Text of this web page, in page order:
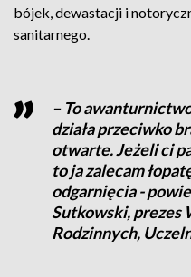
bójek, dewastacji i
sanitarnego.
– To
działa przeciwko
otwarte. Jeżeli ci
to ja zalecam
odgarnięcia -
Sutkowski, prezes
Rodzinnych,